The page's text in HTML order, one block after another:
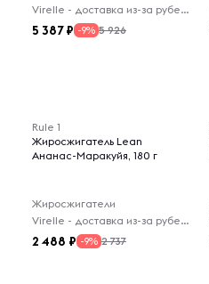
Virelle - доставка из-за рубежа
5 387 -9% 5 926
Rule 1
Жиросжигатель Lean
Ананас-Маракуйя, 180 г
Жиросжигатели
Virelle - доставка из-за рубежа
2 488 -9% 2 737